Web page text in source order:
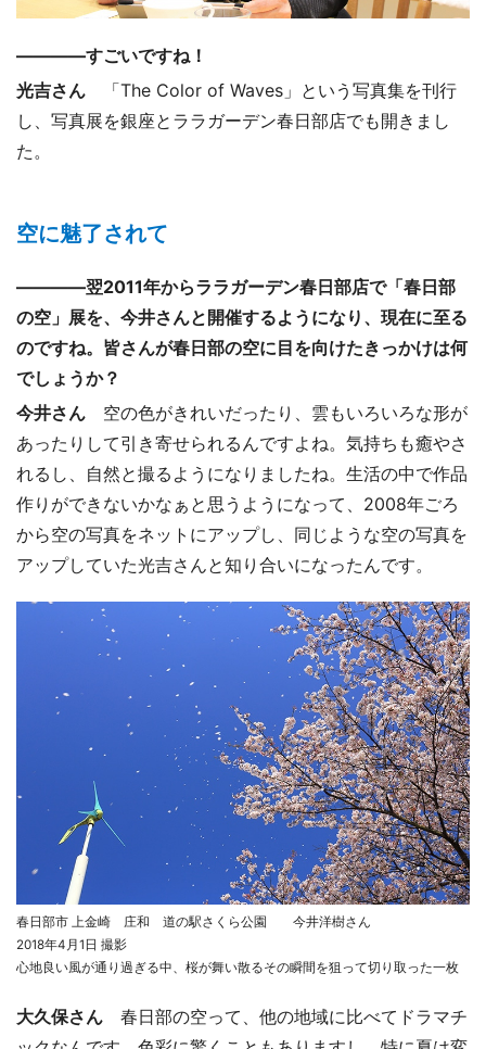
――――すごいですね！
光吉さん 「The Color of Waves」という写真集を刊行
し、写真展を銀座とララガーデン春日部店でも開きまし
た。
空に魅了されて
――――翌2011年からララガーデン春日部店で「春日部
の空」展を、今井さんと開催するようになり、現在に至る
のですね。皆さんが春日部の空に目を向けたきっかけは何
でしょうか？
今井さん 空の色がきれいだったり、雲もいろいろな形が
あったりして引き寄せられるんですよね。気持ちも癒やさ
れるし、自然と撮るようになりましたね。生活の中で作品
作りができないかなぁと思うようになって、2008年ごろ
から空の写真をネットにアップし、同じような空の写真を
アップしていた光吉さんと知り合いになったんです。
春日部市 上金崎 庄和 道の駅さくら公園 今井洋樹さん
2018年4月1日 撮影
心地良い風が通り過ぎる中、桜が舞い散るその瞬間を狙って切り取った一枚
大久保さん 春日部の空って、他の地域に比べてドラマチ